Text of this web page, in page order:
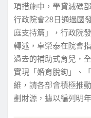
項措施中，學貸減碼
行政院會28日通過國
庭支持篇」，行政院
轉述，卓榮泰在院會
過去的補助式育兒，
實現「婚育脫鉤」、
維，請各部會積極推
劃財源，據以編列明